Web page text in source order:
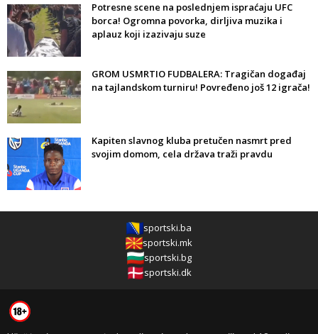
Potresne scene na poslednjem ispraćaju UFC
borca! Ogromna povorka, dirljiva muzika i
aplauz koji izazivaju suze
GROM USMRTIO FUDBALERA: Tragičan događaj
na tajlandskom turniru! Povređeno još 12 igrača!
Kapiten slavnog kluba pretučen nasmrt pred
svojim domom, cela država traži pravdu
sportski.ba
sportski.mk
sportski.bg
sportski.dk